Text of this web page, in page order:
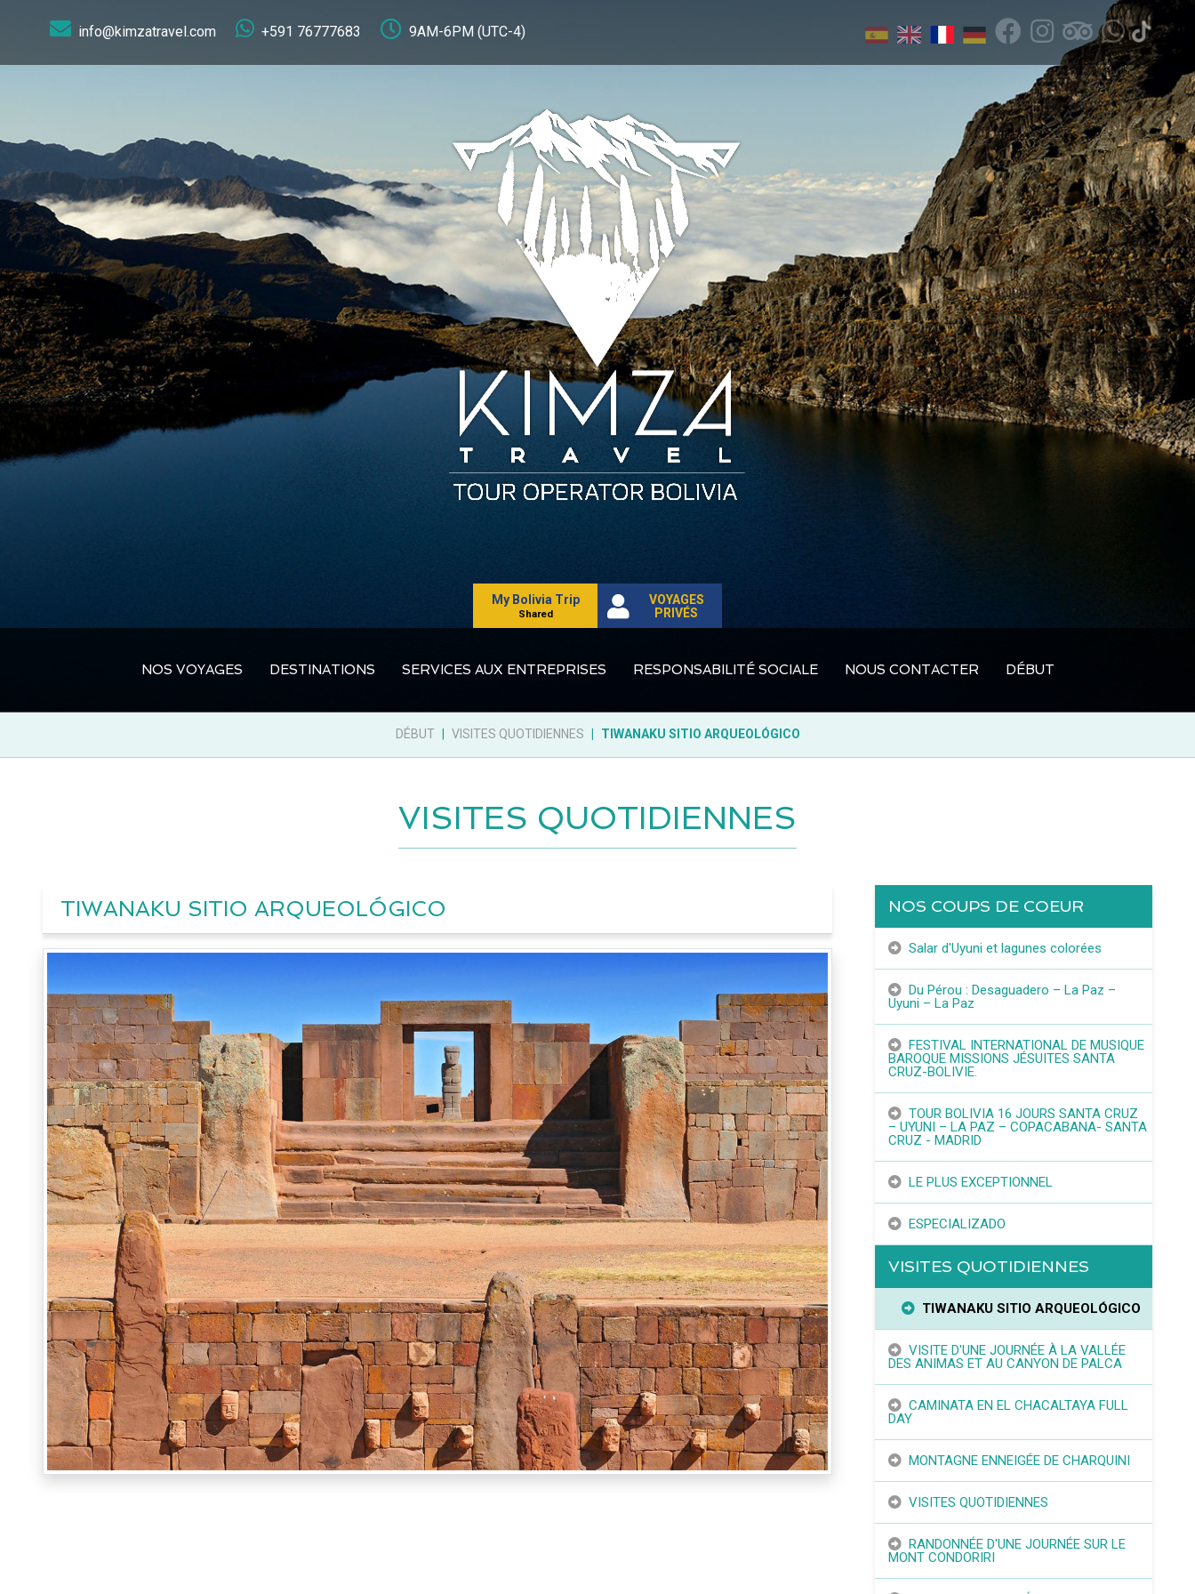
info@kimzatravel.com +591 76777683 9AM-6PM (UTC-4)
My Bolivia Trip
Shared
VOYAGES
PRIVÉS
NOS VOYAGES DESTINATIONS SERVICES AUX ENTREPRISES RESPONSABILITÉ SOCIALE NOUS CONTACTER DÉBUT
DÉBUT VISITES QUOTIDIENNES TIWANAKU SITIO ARQUEOLÓGICO
VISITES QUOTIDIENNES
TIWANAKU SITIO ARQUEOLÓGICO NOS COUPS DE COEUR
Salar d'Uyuni et lagunes colorées
Du Pérou : Desaguadero – La Paz –
Uyuni – La Paz
FESTIVAL INTERNATIONAL DE MUSIQUE
BAROQUE MISSIONS JÉSUITES SANTA
CRUZ-BOLIVIE.
TOUR BOLIVIA 16 JOURS SANTA CRUZ
– UYUNI – LA PAZ – COPACABANA- SANTA
CRUZ - MADRID
LE PLUS EXCEPTIONNEL
ESPECIALIZADO
VISITES QUOTIDIENNES
TIWANAKU SITIO ARQUEOLÓGICO
VISITE D'UNE JOURNÉE À LA VALLÉE
DES ANIMAS ET AU CANYON DE PALCA
CAMINATA EN EL CHACALTAYA FULL
DAY
MONTAGNE ENNEIGÉE DE CHARQUINI
VISITES QUOTIDIENNES
RANDONNÉE D'UNE JOURNÉE SUR LE
MONT CONDORIRI